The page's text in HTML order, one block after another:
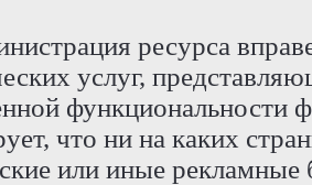
ресурса
услуг,
функциональности
что ни на каких
или иные рекламные